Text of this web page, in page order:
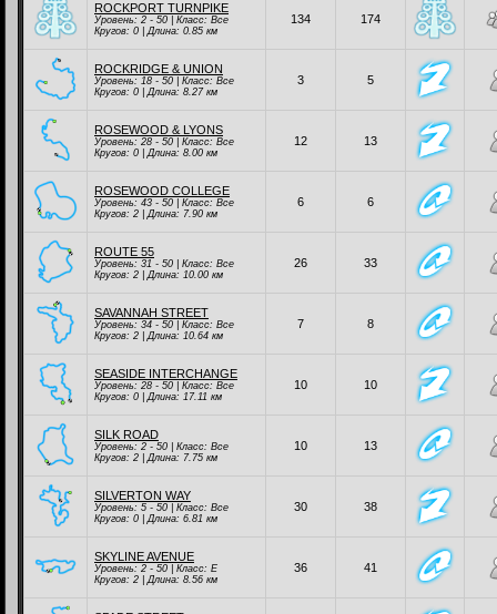
ROCKPORT TURNPIKE
Уровень: 2 - 50 | Класc: Все
Кругов: 0 | Длина: 0.85 км
134 174
ROCKRIDGE & UNION
Уровень: 18 - 50 | Класc: Все
Кругов: 0 | Длина: 8.27 км
3 5
ROSEWOOD & LYONS
Уровень: 28 - 50 | Класc: Все
Кругов: 0 | Длина: 8.00 км
12 13
ROSEWOOD COLLEGE
Уровень: 43 - 50 | Класc: Все
Кругов: 2 | Длина: 7.90 км
6 6
ROUTE 55
Уровень: 31 - 50 | Класc: Все
Кругов: 2 | Длина: 10.00 км
26 33
SAVANNAH STREET
Уровень: 34 - 50 | Класc: Все
Кругов: 2 | Длина: 10.64 км
7 8
SEASIDE INTERCHANGE
Уровень: 28 - 50 | Класc: Все
Кругов: 0 | Длина: 17.11 км
10 10
SILK ROAD
Уровень: 2 - 50 | Класc: Все
Кругов: 2 | Длина: 7.75 км
10 13
SILVERTON WAY
Уровень: 5 - 50 | Класc: Все
Кругов: 0 | Длина: 6.81 км
30 38
SKYLINE AVENUE
Уровень: 2 - 50 | Класc: E
Кругов: 2 | Длина: 8.56 км
36 41